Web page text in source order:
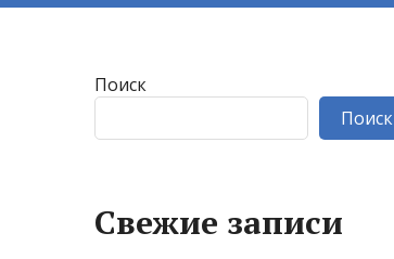
Поиск
Поиск
Свежие записи